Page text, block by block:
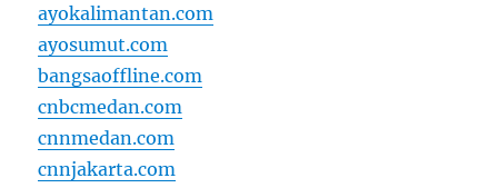
ayokalimantan.com
ayosumut.com
bangsaoffline.com
cnbcmedan.com
cnnmedan.com
cnnjakarta.com